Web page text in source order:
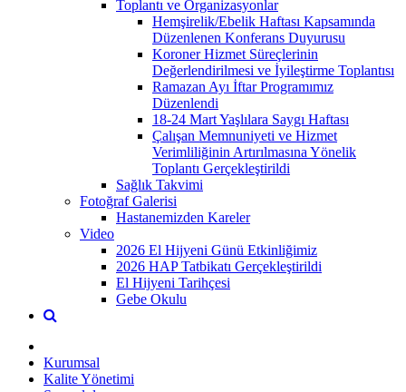
Toplantı ve Organizasyonlar
Hemşirelik/Ebelik Haftası Kapsamında
Düzenlenen Konferans Duyurusu
Koroner Hizmet Süreçlerinin
Değerlendirilmesi ve İyileştirme Toplantısı
Ramazan Ayı İftar Programımız
Düzenlendi
18-24 Mart Yaşlılara Saygı Haftası
Çalışan Memnuniyeti ve Hizmet
Verimliliğinin Artırılmasına Yönelik
Toplantı Gerçekleştirildi
Sağlık Takvimi
Fotoğraf Galerisi
Hastanemizden Kareler
Video
2026 El Hijyeni Günü Etkinliğimiz
2026 HAP Tatbikatı Gerçekleştirildi
El Hijyeni Tarihçesi
Gebe Okulu
Kurumsal
Kalite Yönetimi